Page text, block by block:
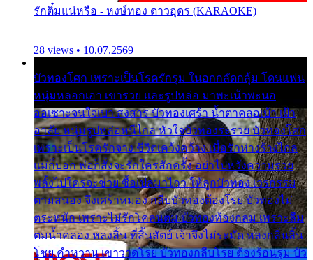
รักติ๋มแน่หรือ - หงษ์ทอง ดาวอุดร (KARAOKE)
28 views • 10.07.2569
บัวทองโศก เพราะเป็นโรครักรุม ในอกกลัดกลุ้ม โดนแฟน
หนุ่มหลอกเอา เขารวย และรูปหล่อ มาพะเน้าพะนอ
ออเซาะจนใจเบา สงสาร บัวทองเศร้า น้ำตาคลอเบ้า เฝ้า
อาลัย หนุ่มรูปหล่อหนีไกล หัวใจบัวทองระรวย บัวทองโศก
เพราะเป็นโรครักจาง ชีวิตเคว้งคว้าง เมื่อรักห่างร้างไกล
แม่ก็บอก พ่อก็สั่งจะรักใครสักครั้ง อย่าไปหวังความรวย
พลั้งไปใครจะช่วย ซื้อเปลมาไกว ให้ลูกบัวทอง เวรกรรม
ตามสนอง จึงเศร้าหมอง กลีบบัวทองต้องโรย บัวทองไม่
ตระหนัก เพราะไม่รักโคลนตม บัวทองท้องกลม เพราะลืม
ตมน้ำคลอง หลงลิ้น ที่สิ้นสัตย์ เจ้าจึงไม่ระมัด หลงกลิ่นลิ้น
โชย คำหวาน เขาวาดโรย บัวทองกลีบโรย ต้องร้อนรุม บัว